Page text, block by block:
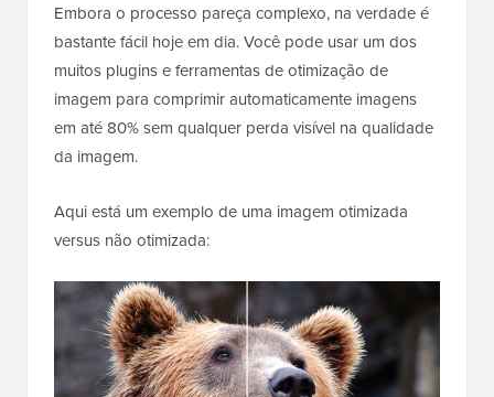
Embora o processo pareça complexo, na verdade é
bastante fácil hoje em dia. Você pode usar um dos
muitos plugins e ferramentas de otimização de
imagem para comprimir automaticamente imagens
em até 80% sem qualquer perda visível na qualidade
da imagem.
Aqui está um exemplo de uma imagem otimizada
versus não otimizada: